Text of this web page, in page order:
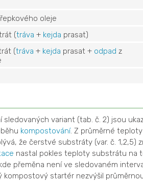
oleje
(tráva + kejda prasat)
(tráva + kejda prasat + odpad z
sledovaných variant (tab. č. 2) jsou
kompostování. Z průměrné
že čerstvé substráty (var. č. 1,2,5)
nastal pokles teploty substrátu na
přeměna není ve sledovaném
kompostový startér nezvýšil